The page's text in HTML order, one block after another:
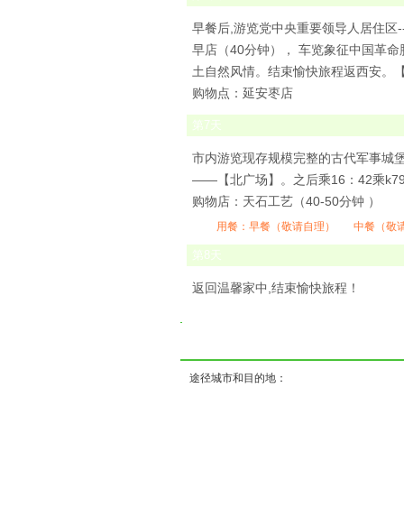
早餐后,游览党中央重要领导人居住
早店（40分钟）， 车览象征中国革
土自然风情。结束愉快旅程返西安。
购物点：延安枣店
第7天
市内游览现存规模完整的古代军事城
——【北广场】。之后乘16：42乘
购物店：天石工艺（40-50分钟 ）
用餐： 早餐（敬请自理） 中餐（敬
第8 天
返回温馨家中,结束愉快旅程！
途径城市和目的地：